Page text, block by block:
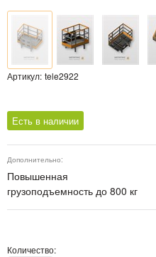
Артикул: tele2922
Есть в наличии
Дополнительно:
Повышенная
грузоподъемность до 800 кг
Количество: